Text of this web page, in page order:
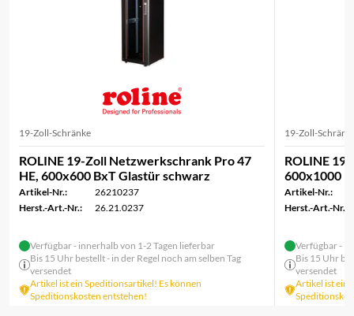
19-Zoll-Schränke
ROLINE 19-Zoll Netzwerkschrank Pro 47
HE, 600x600 BxT Glastür schwarz
Artikel-Nr.:
26210237
Herst.-Art.-Nr.:
26.21.0237
Verfügbar - innerhalb von 1-2 Tagen lieferbar
Bis 15 Uhr bestellt - in der Regel noch am selben Tag
versendet
Artikel ist ein Speditionsartikel! Es können
Speditionskosten entstehen!
19-Zoll-
ROLINE
600x1000
Artikel-Nr.:
Herst.-Art.-Nr.:
Verfügbar -
Bis 15 Uhr
versendet
Artikel ist ein